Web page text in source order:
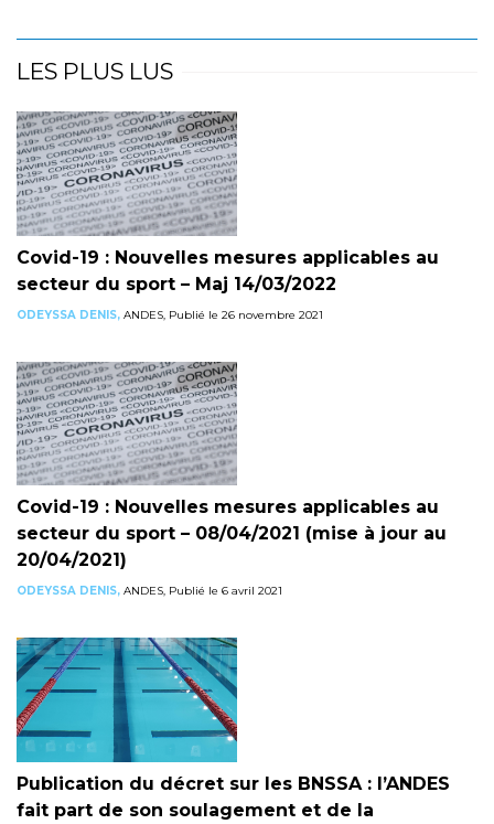
LES PLUS LUS
Covid-19 : Nouvelles mesures applicables au
secteur du sport – Maj 14/03/2022
ODEYSSA DENIS, ANDES, Publié le 26 novembre 2021
Covid-19 : Nouvelles mesures applicables au
secteur du sport – 08/04/2021 (mise à jour au
20/04/2021)
ODEYSSA DENIS, ANDES, Publié le 6 avril 2021
Publication du décret sur les BNSSA : l’ANDES
fait part de son soulagement et de la